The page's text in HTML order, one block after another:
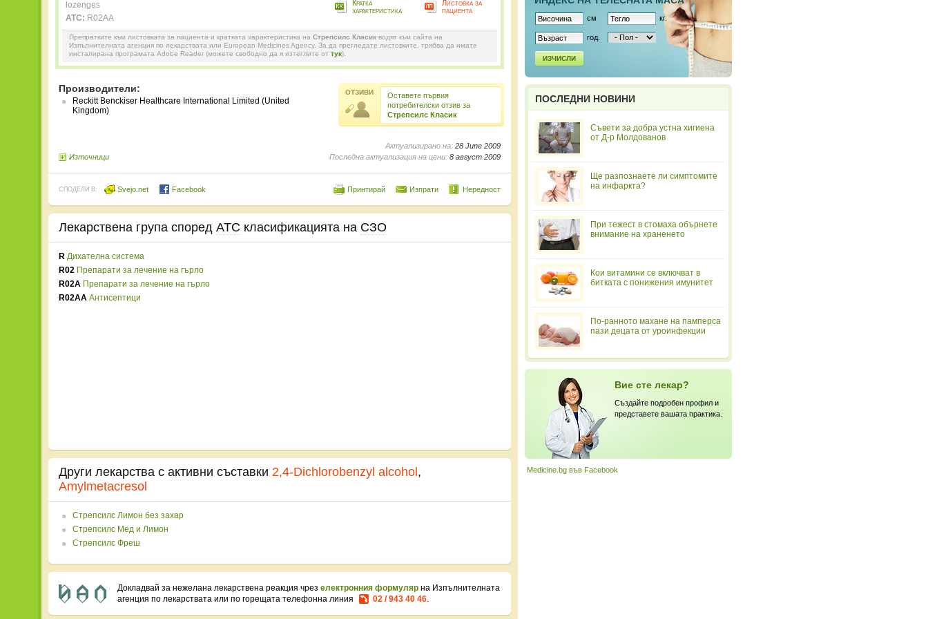
lozenges
ATC: R02AA
Листовка за
пациента
Кратка
характеристика
Препратките към листовката за пациента и кратката характеристика на Стрепсилс Класик водят към сайта на
Изпълнителната агенция по лекарствата или European Medicines Agency. За да прегледате листовките, трябва да имате
инсталирана програмата Adobe Reader (можете свободно да я изтеглите от тук).
ОТЗИВИ
Оставете първия
потребителски отзив за
Стрепсилс Класик
Производители:
Reckitt Benckiser Healthcare International Limited (United
Kingdom)
Актуализирано на: 28 June 2009
Последна актуализация на цени: 8 август 2009
Източници
СПОДЕЛИ В: Нередност
Изпрати
Принтирай
Svejo.net Facebook
Лекарствена група според ATC класификацията на СЗО
R Дихателна система
R02 Препарати за лечение на гърло
R02A Препарати за лечение на гърло
R02AA Антисептици
Други лекарства с активни съставки 2,4-Dichlorobenzyl alcohol ,
Amylmetacresol
Стрепсилс Лимон без захар
Стрепсилс Мед и Лимон
Стрепсилс Фреш
Докладвай за нежелана лекарствена реакция чрез електронния формуляр на Изпълнителната
агенция по лекарствата или по горещата телефонна линия
02 / 943 40 46.
см кг.
год.
ИЗЧИСЛИ
ПОСЛЕДНИ НОВИНИ
Съвети за добра устна хигиена
от Д-р Молдованов
Ще разпознаете ли симптомите
на инфаркта?
При тежест в стомаха обърнете
внимание на храненето
Кои витамини се включват в
битката с понижения имунитет
По-ранното махане на памперса
пази децата от уроинфекции
Вие сте лекар?
Създайте подробен профил и
представете вашата практика.
Medicine.bg във Facebook